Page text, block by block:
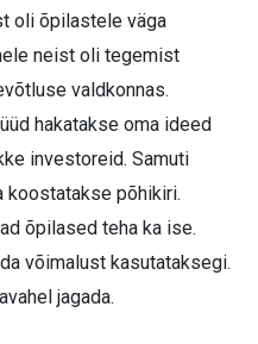
oli õpilastele väga
neist oli tegemist
valdkonnas.
hakatakse oma ideed
investoreid. Samuti
põhikiri.
õpilased teha ka ise.
võimalust kasutataksegi.
jagada.